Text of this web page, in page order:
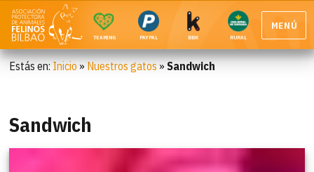
TEAMING PAYPAL BBK RURAL
MENÚ
Estás en: Inicio » Nuestros gatos »Sandwich
Sandwich